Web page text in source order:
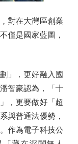
對在大灣區創業
僅是國家藍圖，
」，更好融入國
智豪認為，「十
，更要做好「超
與普通法優勢，
作為電子科技公